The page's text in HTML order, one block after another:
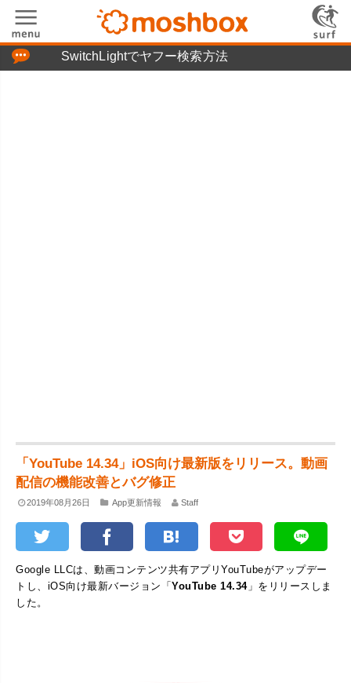
SwitchLightでヤフー検索方法
「YouTube 14.34」iOS向け最新版をリリース。動画
配信の機能改善とバグ修正
2019年08月26日 App更新情報 Staff
Google LLCは、動画コンテンツ共有アプリYouTubeがアップデー
トし、iOS向け最新バージョン「YouTube 14.34」をリリースしま
した。
「つぶやき」の使い方